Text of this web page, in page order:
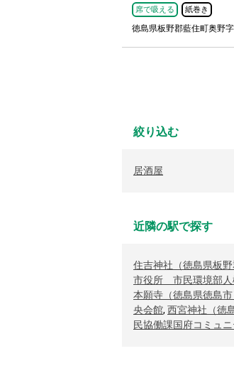
席で吸える 紙巻き
徳島県板野郡藍住町奥野
絞り込む
居酒屋
近隣の駅で探す
住吉神社（徳島県板野
市役所 市民環境部人
本願寺（徳島県徳島市
央会館, 西宮神社（徳
民協働課国府コミュ